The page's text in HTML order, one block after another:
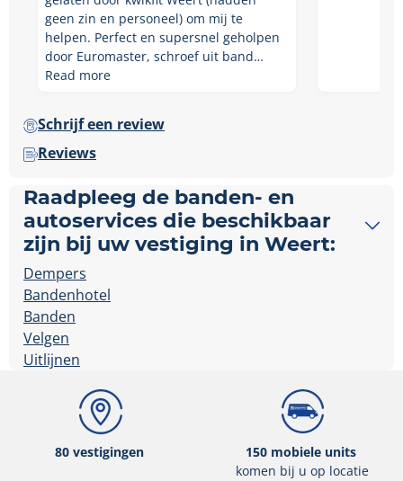
geen zin en personeel) om mij te
helpen. Perfect en supersnel geholpen
door Euromaster, schroef uit band…
Read more
Schrijf een review
Reviews
Raadpleeg de banden- en
autoservices die beschikbaar
zijn bij uw vestiging in Weert:
Dempers
Bandenhotel
Banden
Velgen
Uitlijnen
80 vestigingen
150 mobiele units
komen bij u op locatie